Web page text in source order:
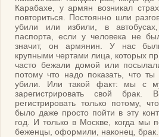
Карабахе, у армян возникал
повториться. Постоянно шли
убили или избили, в
паспорта, если у человека не
значит, он армянин. У нас
крупными чертами лица, которых
часто бежали домой или
потому что надо показать, что
убили. Или такой факт: мы с
зарегистрировать свой брак.
регистрировать только потому,
было даже просто пойти в эту
год. И только в Москве, когда мы
беженцы, оформили, наконец, брак.